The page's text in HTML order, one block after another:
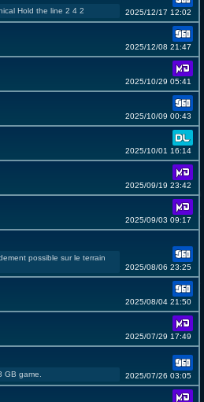
Hold the line 2 4 2 2025/12/17 12:02
2025/12/08 21:47
2025/10/29 05:41
2025/10/09 00:43
2025/10/01 16:14
2025/09/19 23:42
2025/09/03 09:17
possible sur le terrain
2025/08/06 23:25
2025/08/04 21:50
2025/07/29 17:49
GB game. 2025/07/26 03:05